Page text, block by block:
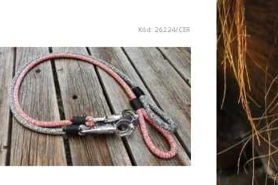
Kód: 26224/CER